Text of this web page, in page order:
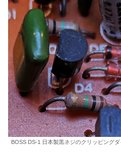
BOSS DS-1 日本製黒ネジのクリッピングダ